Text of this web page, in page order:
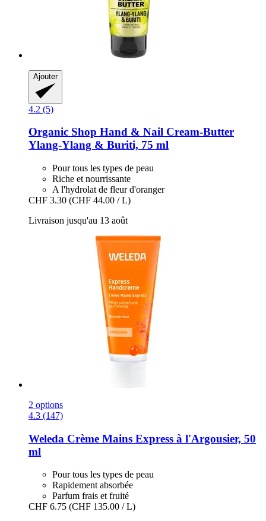
Ajouter
4.2 (5)
Organic Shop Hand & Nail Cream-​Butter
Ylang-​Ylang & Buriti, 75 ml
Pour tous les types de peau
Riche et nourrissante
A l'hydrolat de fleur d'oranger
CHF 3.30 (CHF 44.00 / L)
Livraison jusqu'au 13 août
2 options
4.3 (147)
Weleda Crème Mains Express à l'Argousier, 50
ml
Pour tous les types de peau
Rapidement absorbée
Parfum frais et fruité
CHF 6.75 (CHF 135.00 / L)